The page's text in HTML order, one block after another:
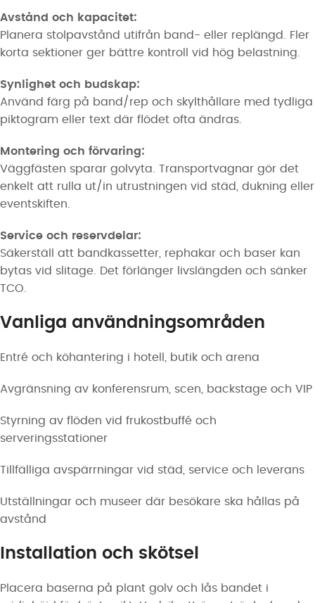
Avstånd och kapacitet:
Planera stolpavstånd utifrån band- eller replängd. Fler
korta sektioner ger bättre kontroll vid hög belastning.
Synlighet och budskap:
Använd färg på band/rep och skylthållare med tydliga
piktogram eller text där flödet ofta ändras.
Montering och förvaring:
Väggfästen sparar golvyta. Transportvagnar gör det
enkelt att rulla ut/in utrustningen vid städ, dukning eller
eventskiften.
Service och reservdelar:
Säkerställ att bandkassetter, rephakar och baser kan
bytas vid slitage. Det förlänger livslängden och sänker
TCO.
Vanliga användningsområden
Entré och köhantering i hotell, butik och arena
Avgränsning av konferensrum, scen, backstage och VIP
Styrning av flöden vid frukostbuffé och
serveringsstationer
Tillfälliga avspärrningar vid städ, service och leverans
Utställningar och museer där besökare ska hållas på
avstånd
Installation och skötsel
Placera baserna på plant golv och lås bandet i